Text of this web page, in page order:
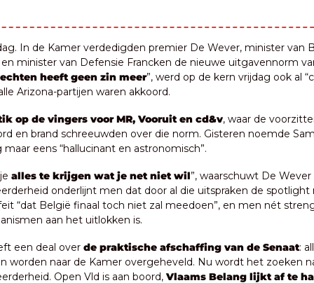
In de Kamer verdedigden premier De Wever, minister van
minister van Defensie Francken de nieuwe uitgavennorm
heeft geen zin meer”, werd op de kern vrijdag ook al
Arizona-partijen waren akkoord.
op de vingers voor MR, Vooruit en cd&v, waar de
en brand schreeuwden over die norm. Gisteren noemde
maar eens “hallucinant en astronomisch”.
alles te krijgen wat je net niet wil”, waarschuwt De
onderlijnt men dat door al die uitspraken de
“dat België finaal toch niet zal meedoen”, en men nét
aan het uitlokken is.
een deal over de praktische afschaffing van de Senaat:
worden naar de Kamer overgeheveld. Nu wordt het zoeken
Open Vld is aan boord, Vlaams Belang lijkt af te